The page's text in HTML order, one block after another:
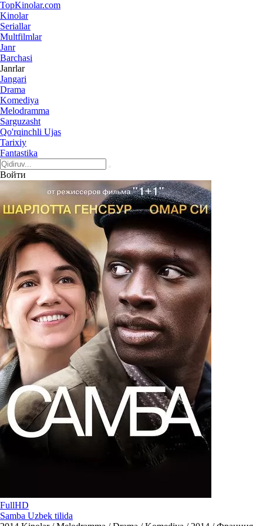
TopKinolar.com
Kinolar
Seriallar
Multfilmlar
Janr
Barchasi
Janrlar
Jangari
Drama
Komediya
Melodramma
Sarguzasht
Qo'rqinchli Ujas
Tarixiy
Fantastika
Войти
FullHD
Samba Uzbek tilida